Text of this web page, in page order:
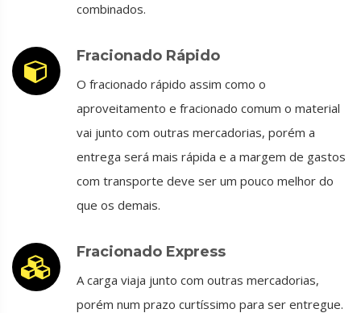
combinados.
Fracionado Rápido
O fracionado rápido assim como o
aproveitamento e fracionado comum o material
vai junto com outras mercadorias, porém a
entrega será mais rápida e a margem de gastos
com transporte deve ser um pouco melhor do
que os demais.
Fracionado Express
A carga viaja junto com outras mercadorias,
porém num prazo curtíssimo para ser entregue.